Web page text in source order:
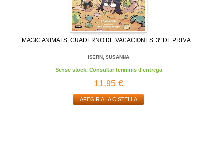
MAGIC ANIMALS. CUADERNO DE VACACIONES. 3º DE PRIMA...
ISERN, SUSANNA
Sense stock. Consultar terminis d'entrega
11,95 €
AFEGIR A LA CISTELLA